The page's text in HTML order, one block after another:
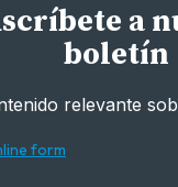
a
boletín
relevante
form